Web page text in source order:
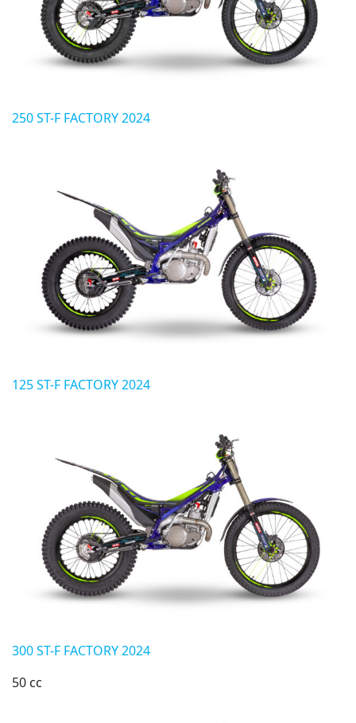
250 ST-F FACTORY 2024
125 ST-F FACTORY 2024
300 ST-F FACTORY 2024
50 cc